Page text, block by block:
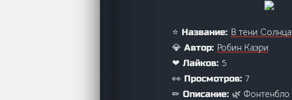
⭐ Название: В тени
💎 Автор: Робин Каэри
❤ Лайков: 5
👀 Просмотров: 7
✏ Описание: 🌿 Фонтенбло